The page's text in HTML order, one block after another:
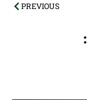
PREVIOUS